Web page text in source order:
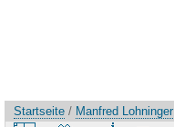
Startseite / Manfred Lohninger